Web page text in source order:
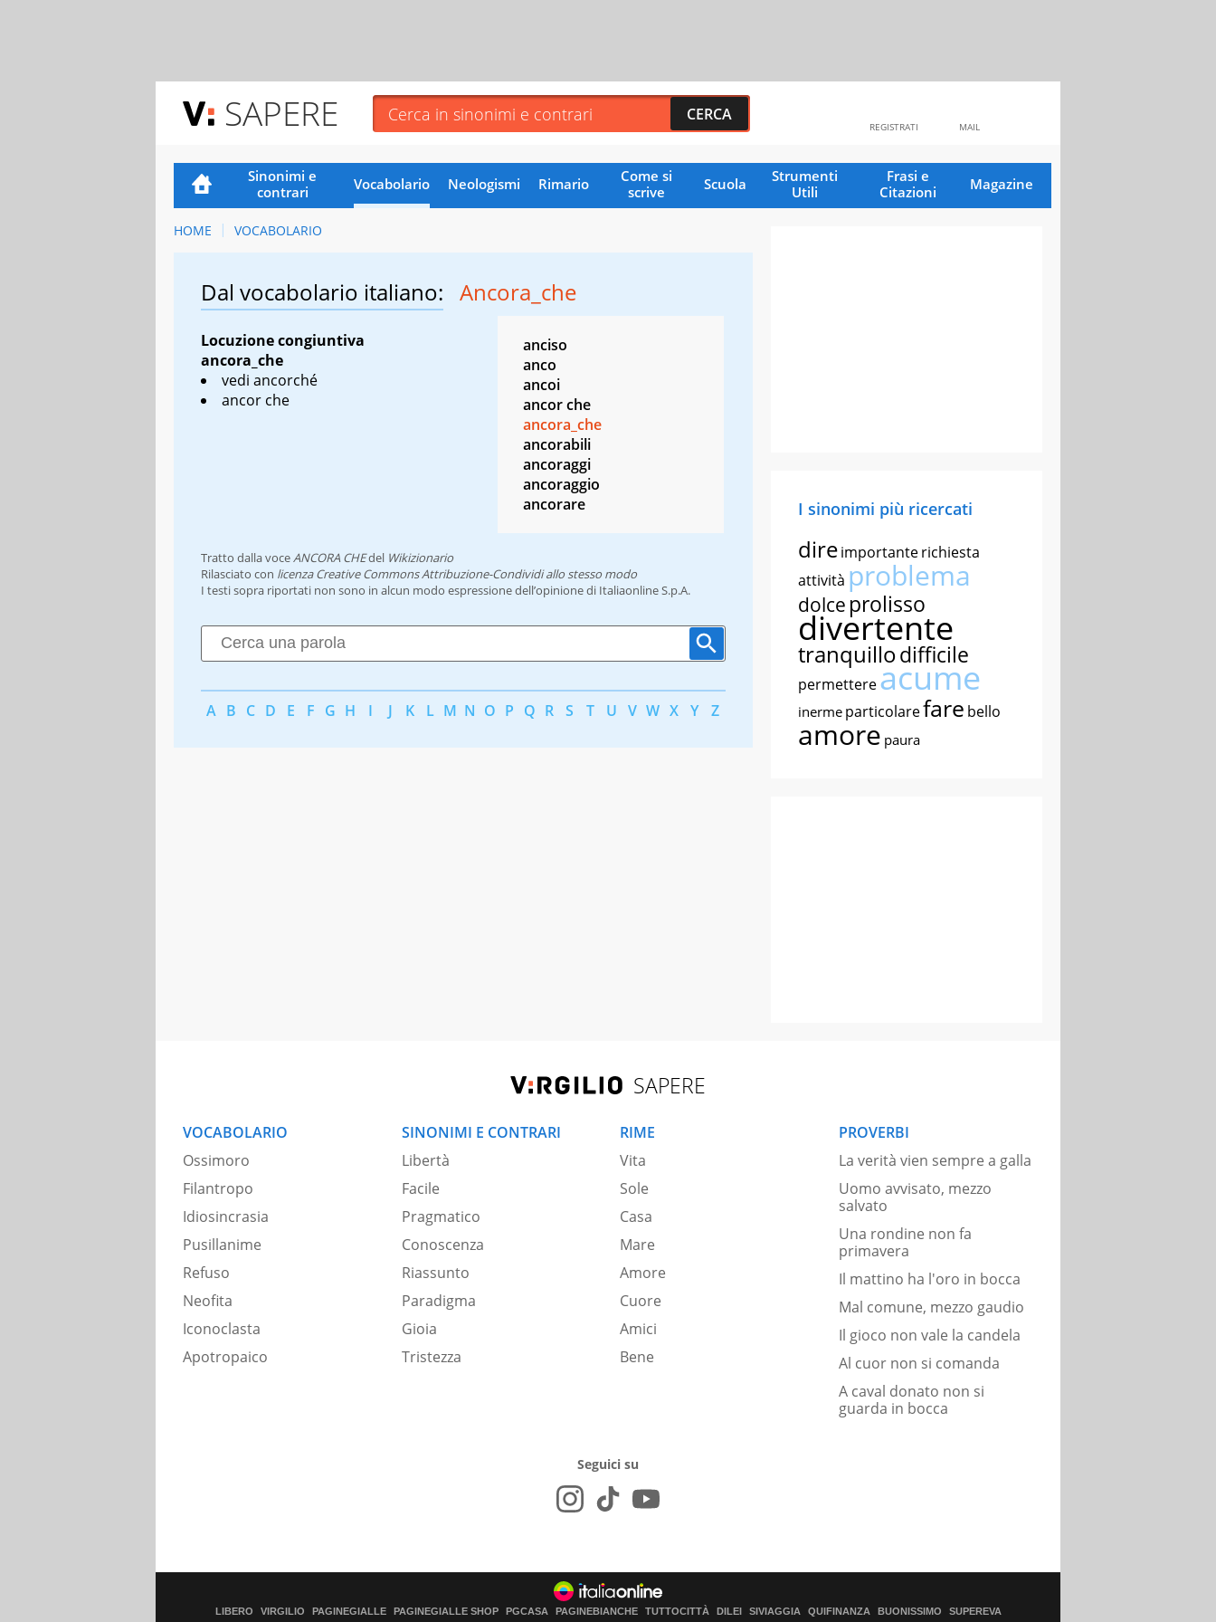
SAPERE MAIL
REGISTRATI
Sinonimi e
contrari
Vocabolario Neologismi Rimario
Come si
scrive
Scuola
Strumenti
Utili
Frasi e
Citazioni
Magazine
HOME VOCABOLARIO
Dal vocabolario italiano: Ancora_che
Locuzione congiuntiva
ancora_che
vedi ancorché
ancor che
anciso
anco
ancoi
ancor che
ancora_che
ancorabili
ancoraggi
ancoraggio
ancorare
Tratto dalla voce ANCORA CHEdel Wikizionario
Rilasciato con licenza Creative Commons Attribuzione-Condividi allo stesso modo
I testi sopra riportati non sono in alcun modo espressione dell’opinione di Italiaonline S.p.A.
A B C D E F G H I J K L M N O P Q R S T U V W X Y Z
I sinonimi più ricercati
direimportanterichiesta
attività problema
dolce prolisso
divertente
tranquillodifficile
permettereacume
inerme particolarefare bello
amore paura
SAPERE
VOCABOLARIO
Ossimoro
Filantropo
Idiosincrasia
Pusillanime
Refuso
Neofita
Iconoclasta
Apotropaico
SINONIMI E CONTRARI
Libertà
Facile
Pragmatico
Conoscenza
Riassunto
Paradigma
Gioia
Tristezza
RIME
Vita
Sole
Casa
Mare
Amore
Cuore
Amici
Bene
PROVERBI
La verità vien sempre a galla
Uomo avvisato, mezzo
salvato
Una rondine non fa
primavera
Il mattino ha l'oro in bocca
Mal comune, mezzo gaudio
Il gioco non vale la candela
Al cuor non si comanda
A caval donato non si
guarda in bocca
Seguici su
LIBERO VIRGILIO PAGINEGIALLE PAGINEGIALLE SHOP PGCASA PAGINEBIANCHE TUTTOCITTÀ DILEI SIVIAGGIA QUIFINANZA BUONISSIMO SUPEREVA